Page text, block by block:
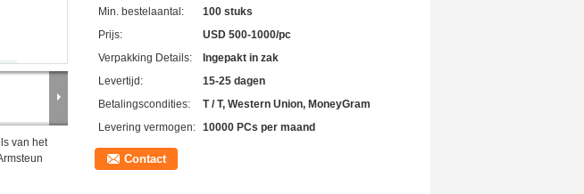
van het
Min. bestelaantal:
100 stuks
Prijs:
USD 500-1000/pc
Verpakking Details:
Ingepakt in zak
Levertijd:
15-25 dagen
Betalingscondities:
T / T, Western Union, MoneyGram
Levering vermogen: 10000 PCs per maand
Contact